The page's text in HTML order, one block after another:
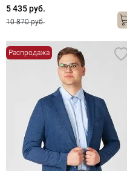
5 435 руб.
10 870 руб.
Распродажа